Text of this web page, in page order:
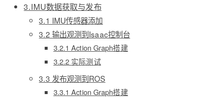
3.IMU数据获取与发布
3.1 IMU传感器添加
3.2 输出观测到Isaac控制台
3.2.1 Action Graph搭建
3.2.2 实际测试
3.3 发布观测到ROS
3.3.1 Action Graph搭建